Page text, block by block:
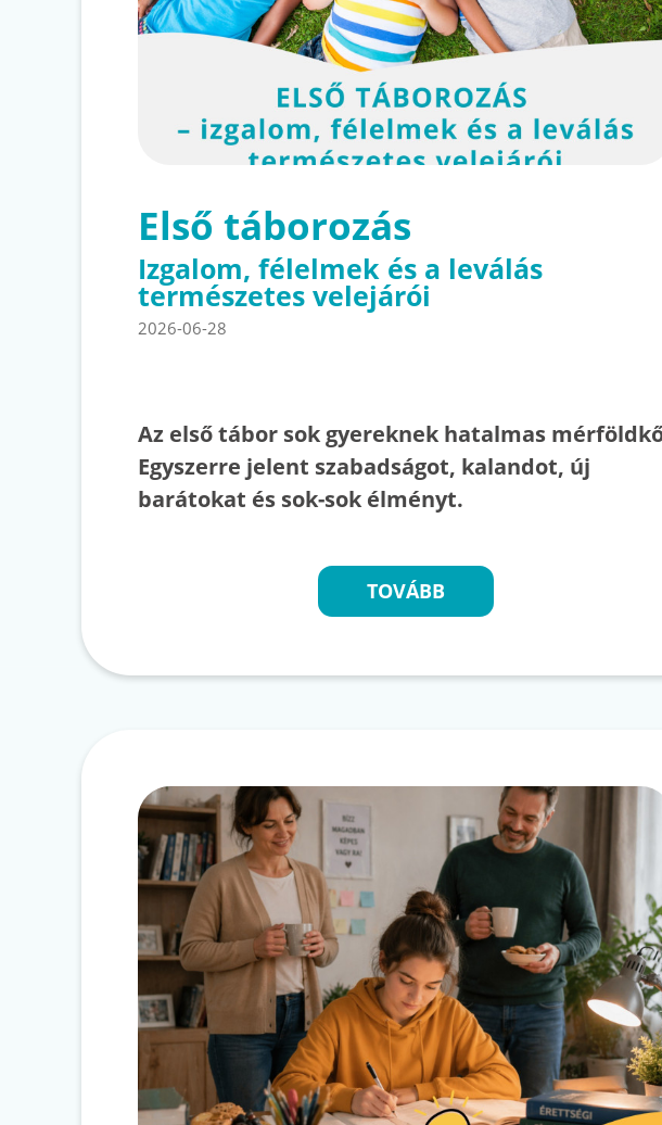
Első táborozás
Izgalom, félelmek és a leválás
természetes velejárói
2026-06-28
Az első tábor sok gyereknek hatalmas
Egyszerre jelent szabadságot, kalandot, új
barátokat és sok-sok élményt.
TOVÁBB